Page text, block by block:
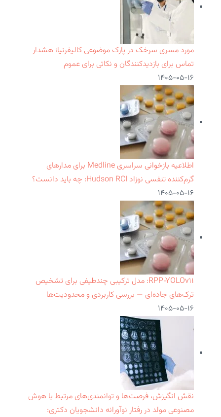
مورد مسری سرخک در پارک موضوعی کالیفرنیا؛ هشدار
تماس برای بازدیدکنندگان و نکاتی برای عموم
۱۴۰۵-۰۵-۱۶
اطلاعیه بازخوانی سراسری Medline برای مدارهای
گرم‌کننده تنفسی نوزاد Hudson RCI: چه باید دانست؟
۱۴۰۵-۰۵-۱۶
RPP‑YOLOv۱۱: مدل ترکیبی چندطیفی برای تشخیص
ترک‌های جاده‌ای — بررسی کاربردی و محدودیت‌ها
۱۴۰۵-۰۵-۱۶
نقش انگیزش، فرصت‌ها و توانمندی‌های مرتبط با هوش
مصنوعی مولد در رفتار نوآورانه دانشجویان دکتری: